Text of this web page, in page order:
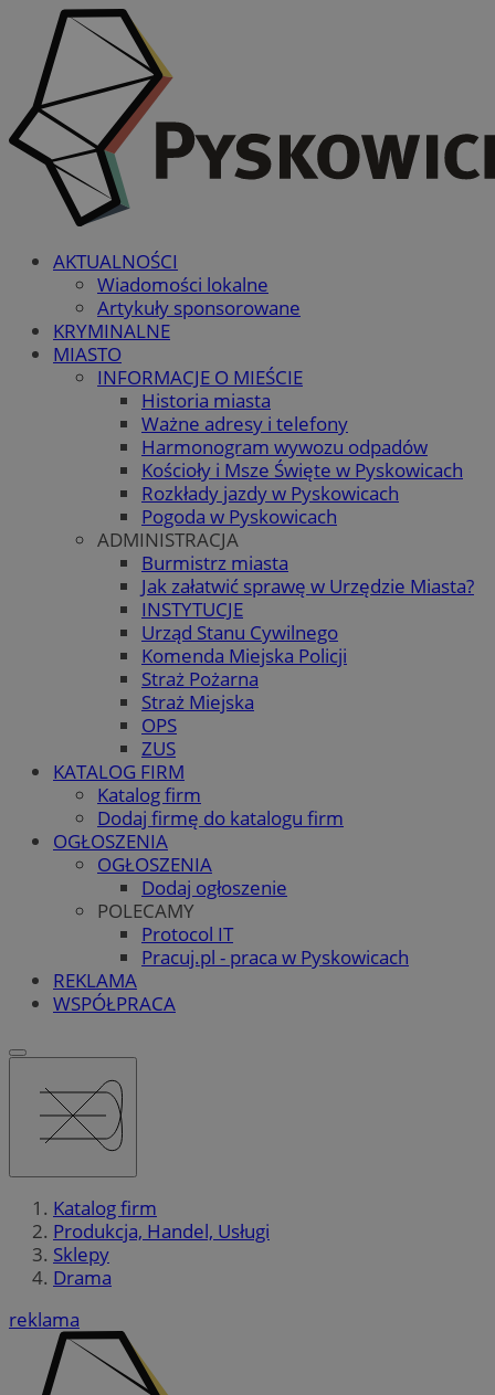
AKTUALNOŚCI
Wiadomości lokalne
Artykuły sponsorowane
KRYMINALNE
MIASTO
INFORMACJE O MIEŚCIE
Historia miasta
Ważne adresy i telefony
Harmonogram wywozu odpadów
Kościoły i Msze Święte w Pyskowicach
Rozkłady jazdy w Pyskowicach
Pogoda w Pyskowicach
ADMINISTRACJA
Burmistrz miasta
Jak załatwić sprawę w Urzędzie Miasta?
INSTYTUCJE
Urząd Stanu Cywilnego
Komenda Miejska Policji
Straż Pożarna
Straż Miejska
OPS
ZUS
KATALOG FIRM
Katalog firm
Dodaj firmę do katalogu firm
OGŁOSZENIA
OGŁOSZENIA
Dodaj ogłoszenie
POLECAMY
Protocol IT
Pracuj.pl - praca w Pyskowicach
REKLAMA
WSPÓŁPRACA
Katalog firm
Produkcja, Handel, Usługi
Sklepy
Drama
reklama